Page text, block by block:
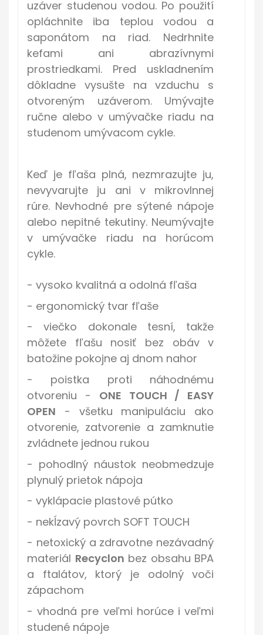
uzáver studenou vodou. Po použití
opláchnite iba teplou vodou a
saponátom na riad. Nedrhnite
kefami ani abrazívnymi
prostriedkami. Pred uskladnením
dôkladne vysušte na vzduchu s
otvoreným uzáverom. Umývajte
ručne alebo v umývačke riadu na
studenom umývacom cykle.
Keď je fľaša plná, nezmrazujte ju,
nevyvarujte ju ani v mikrovlnnej
rúre. Nevhodné pre sýtené nápoje
alebo nepitné tekutiny. Neumývajte
v umývačke riadu na horúcom
cykle.
- vysoko kvalitná a odolná fľaša
- ergonomický tvar fľaše
- viečko dokonale tesní, takže
môžete fľašu nosiť bez obáv v
batožine pokojne aj dnom nahor
- poistka proti náhodnému
otvoreniu - ONE TOUCH / EASY
OPEN - všetku manipuláciu ako
otvorenie, zatvorenie a zamknutie
zvládnete jednou rukou
- pohodlný náustok neobmedzuje
plynulý prietok nápoja
- vyklápacie plastové pútko
- nekĺzavý povrch SOFT TOUCH
- netoxický a zdravotne nezávadný
materiál Recyclon bez obsahu BPA
a ftalátov, ktorý je odolný voči
zápachom
- vhodná pre veľmi horúce i veľmi
studené nápoje